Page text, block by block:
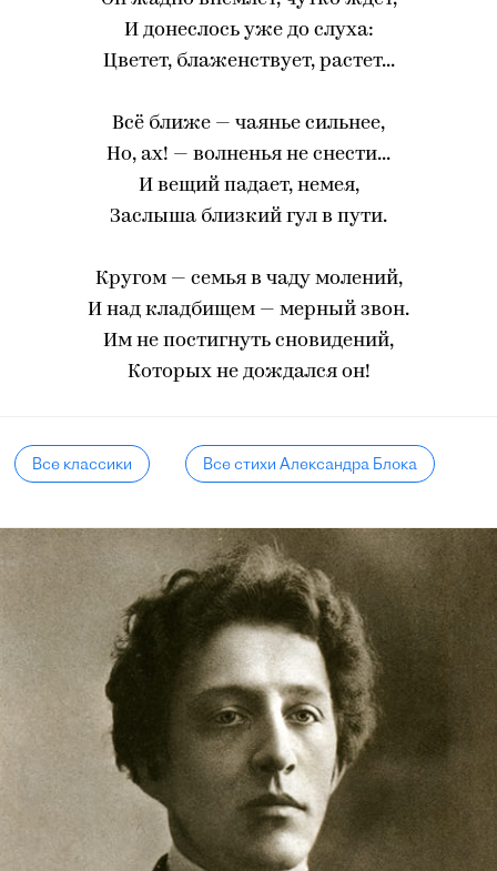
И донеслось уже до слуха:
Цветет, блаженствует, растет...
Всё ближе — чаянье сильнее,
Но, ах! — волненья не снести...
И вещий падает, немея,
Заслыша близкий гул в пути.
Кругом — семья в чаду молений,
И над кладбищем — мерный звон.
Им не постигнуть сновидений,
Которых не дождался он!
Все классики Все стихи Александра Блока